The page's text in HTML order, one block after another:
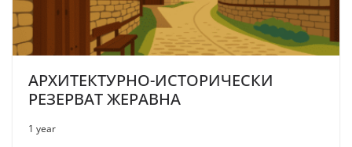
АРХИТЕКТУРНО-ИСТОРИЧЕСКИ
РЕЗЕРВАТ ЖЕРАВНА
1 year